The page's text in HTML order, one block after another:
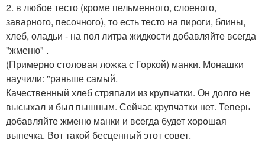
2. в любое тесто (кроме пельменного, слоеного,
заварного, песочного), то есть тесто на пироги, блины,
хлеб, оладьи - на пол литра жидкости добавляйте всегда
"жменю" .
(Примерно столовая ложка с Горкой) манки. Монашки
научили: "раньше самый.
Качественный хлеб стряпали из крупчатки. Он долго не
высыхал и был пышным. Сейчас крупчатки нет. Теперь
добавляйте жменю манки и всегда будет хорошая
выпечка. Вот такой бесценный этот совет.